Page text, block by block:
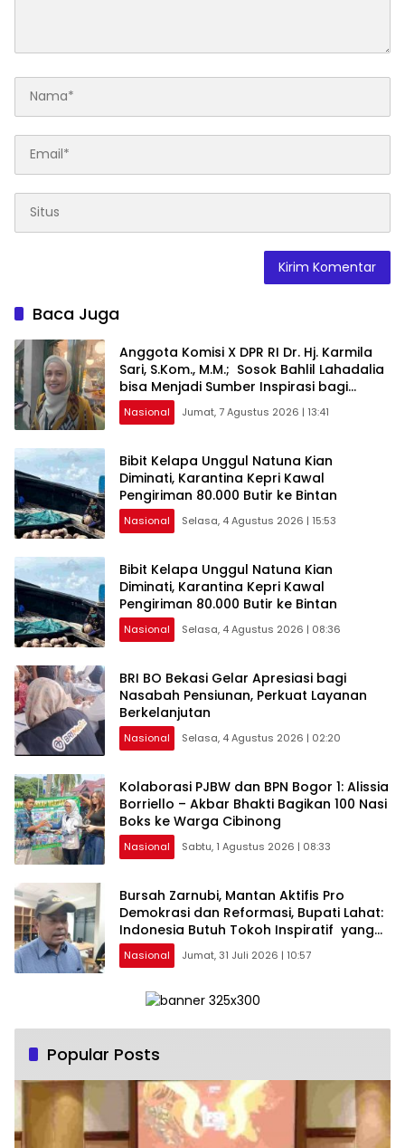
Baca Juga
Anggota Komisi X DPR RI Dr. Hj. Karmila
Sari, S.Kom., M.M.; Sosok Bahlil Lahadalia
bisa Menjadi Sumber Inspirasi bagi
Generasi Muda, Pelaku Usaha,
Pemerintah, maupun Pemangku
sama Memberikan Kontribusi bagi
Pembangunan Nasional.
Nasional Jumat, 7 Agustus 2026 | 13:41
Bibit Kelapa Unggul Natuna Kian
Diminati, Karantina Kepri Kawal
Pengiriman 80.000 Butir ke Bintan
Nasional Selasa, 4 Agustus 2026 | 15:53
Bibit Kelapa Unggul Natuna Kian
Diminati, Karantina Kepri Kawal
Pengiriman 80.000 Butir ke Bintan
Nasional Selasa, 4 Agustus 2026 | 08:36
BRI BO Bekasi Gelar Apresiasi bagi
Nasabah Pensiunan, Perkuat Layanan
Berkelanjutan
Nasional Selasa, 4 Agustus 2026 | 02:20
Kolaborasi PJBW dan BPN Bogor 1: Alissia
Borriello – Akbar Bhakti Bagikan 100 Nasi
Boks ke Warga Cibinong
Nasional Sabtu, 1 Agustus 2026 | 08:33
Bursah Zarnubi, Mantan Aktifis Pro
Demokrasi dan Reformasi, Bupati Lahat:
Indonesia Butuh Tokoh Inspiratif yang
Konsisten Memperjuangkan Demokrasi,
Keadilan, dan Nilai-nilai Kemanusiaan
Sastra.
Nasional Jumat, 31 Juli 2026 | 10:57
Popular Posts